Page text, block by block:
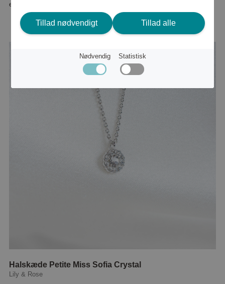
eller
Halskæde Petite Miss Sofia Crystal
Lily & Rose
Tillad nødvendigt Tillad alle
Nødvendig Statistisk